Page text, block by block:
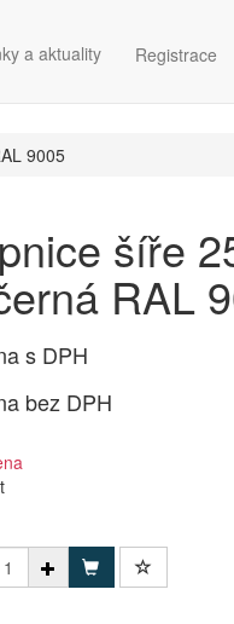
a aktuality Registrace
9005
šíře
RAL
s DPH
bez DPH